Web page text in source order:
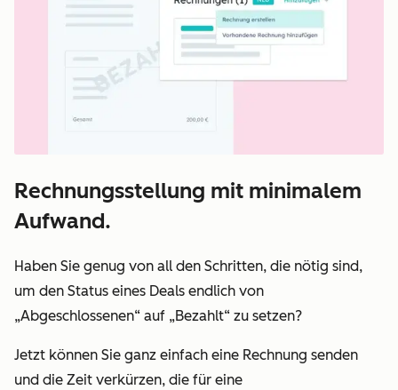
Rechnungsstellung mit minimalem
Aufwand.
Haben Sie genug von all den Schritten, die nötig sind,
um den Status eines Deals endlich von
„Abgeschlossenen“ auf „Bezahlt“ zu setzen?
Jetzt können Sie ganz einfach eine Rechnung senden
und die Zeit verkürzen, die für eine